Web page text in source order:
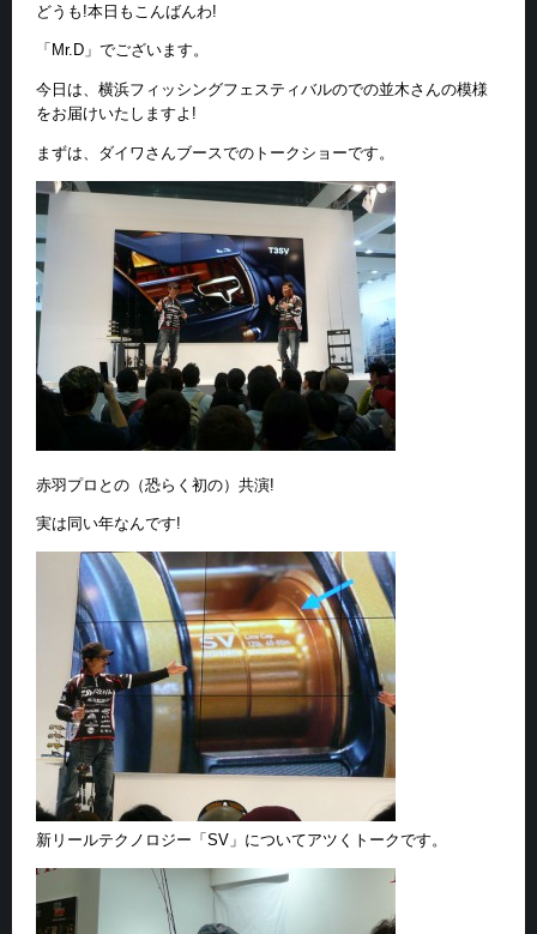
どうも!本日もこんばんわ!
「Mr.D」でございます。
今日は、横浜フィッシングフェスティバルのでの並木さんの模様
をお届けいたしますよ!
まずは、ダイワさんブースでのトークショーです。
赤羽プロとの（恐らく初の）共演!
実は同い年なんです!
新リールテクノロジー「SV」についてアツくトークです。